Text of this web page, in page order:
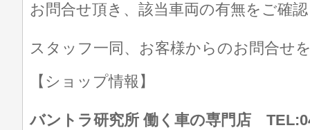
お問合せ頂き、該当車両の有無をご確
スタッフ一同、お客様からのお問合せ
【ショップ情報】
バントラ研究所 働く車の専門店